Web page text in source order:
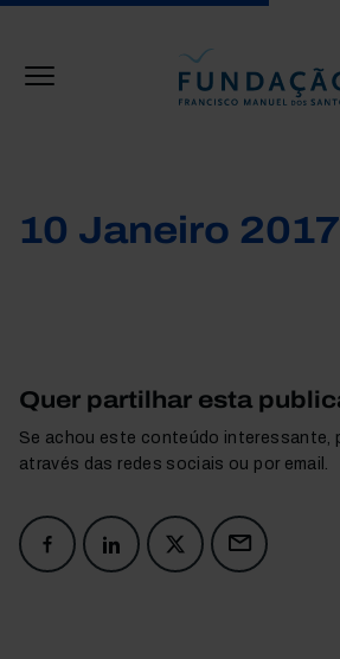
10 Janeiro 2017
Quer partilhar esta
Se achou este conteúdo interessante,
através das redes sociais ou por email.